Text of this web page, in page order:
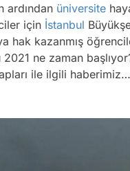
ardından üniversite
için İstanbul
hak kazanmış
ne zaman
ile ilgili haberimiz…